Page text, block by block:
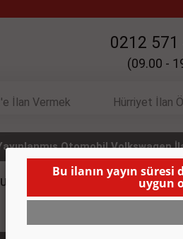
0212 571
(09.00 -
İlan Vermek Hürriyet İlan
Otomobil Volkswagen
İLANIN YAYINLANMA SÜRESİ
Bu ilanın yayın süresi
uygun